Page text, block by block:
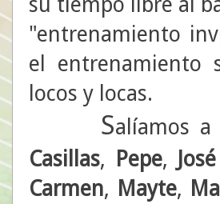
"entrenamiento
el entrenamiento
locos y locas.
Salíamos
Casillas, Pepe,
Carmen, Mayte,